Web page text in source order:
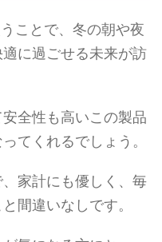
ことで、冬の朝や夜
に過ごせる未来が訪
全性も高いこの製品
てくれるでしょう。
家計にも優しく、毎
間違いなしです。